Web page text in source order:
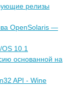
релизы
OpenSolaris —
10.1
основанной на
API - Wine